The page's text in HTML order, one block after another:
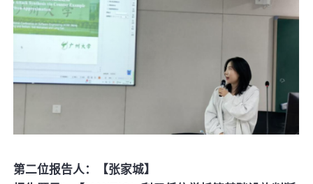
第二位报告人：【张家城】